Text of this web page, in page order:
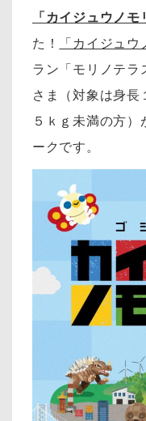
「カイジュウノモ
た！
「カイジュウ
ラン「モリノテラ
さま（対象は身長
５ｋｇ未満の方
ークです。